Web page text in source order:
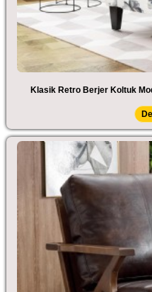
Klasik Retro Berjer Koltuk